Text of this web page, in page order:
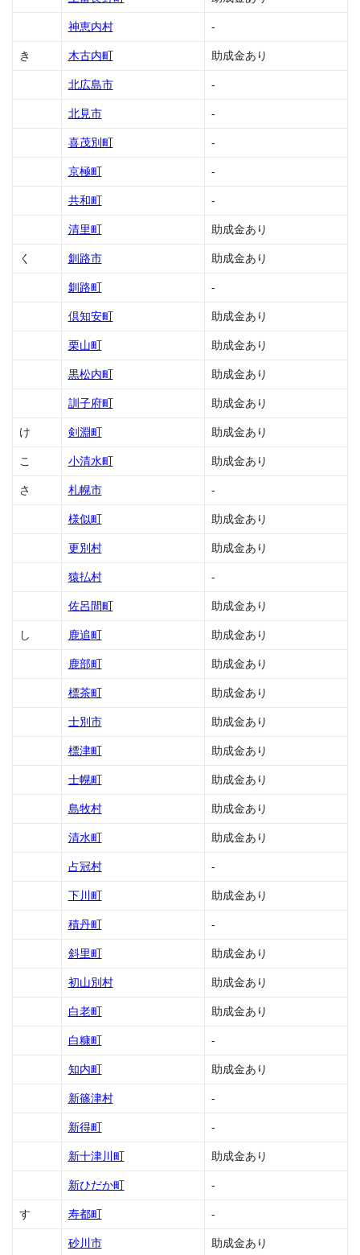
岩見
の助
歌志
の助
浦臼
助成
浦河
町の
助成
1.21
町の
1.22
町の
1.23
町の
町の
1.25
市の
助成
1.26
市の
助成
1.27
えり
の助
1.28
遠軽
助成
遠別
助成
雄武
助成
神恵内村 -
き 木古内町 助成金あり
北広島市 -
北見市 -
喜茂別町 -
京極町 -
共和町 -
清里町 助成金あり
く 釧路市 助成金あり
釧路町 -
倶知安町 助成金あり
栗山町 助成金あり
黒松内町 助成金あり
訓子府町 助成金あり
け 剣淵町 助成金あり
こ 小清水町 助成金あり
さ 札幌市 -
様似町 助成金あり
更別村 助成金あり
猿払村 -
佐呂間町 助成金あり
し 鹿追町 助成金あり
鹿部町 助成金あり
標茶町 助成金あり
士別市 助成金あり
標津町 助成金あり
士幌町 助成金あり
島牧村 助成金あり
清水町 助成金あり
占冠村 -
下川町 助成金あり
積丹町 -
斜里町 助成金あり
初山別村 助成金あり
白老町 助成金あり
白糠町 -
知内町 助成金あり
新篠津村 -
新得町 -
新十津川町 助成金あり
新ひだか町 -
す 寿都町 -
砂川市 助成金あり